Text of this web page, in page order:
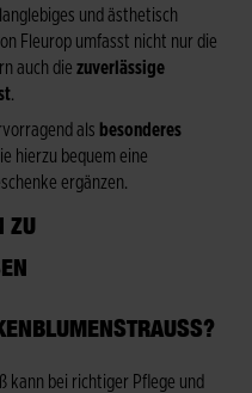
und ästhetisch
Fleurop umfasst nicht nur die
auch die zuverlässige
.
als besonderes
hierzu bequem eine
ergänzen.
ZU
kann bei richtiger Pflege und